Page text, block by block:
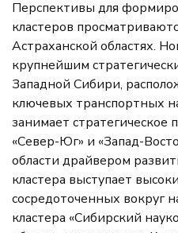
Перспективы для
кластеров
Астраханской областях.
крупнейшим
Западной Сибири,
ключевых транспортных
занимает
«Север-Юг» и «Запад-
области драйвером
кластера выступает
сосредоточенных вокруг
кластера «Сибирский